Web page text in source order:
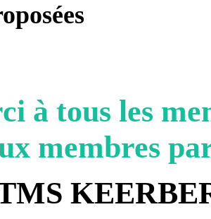
à tous les
membres